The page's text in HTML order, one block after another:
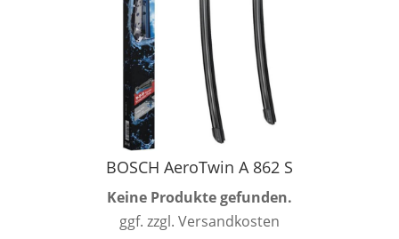
BOSCH AeroTwin A 862 S
Keine Produkte gefunden.
ggf. zzgl. Versandkosten